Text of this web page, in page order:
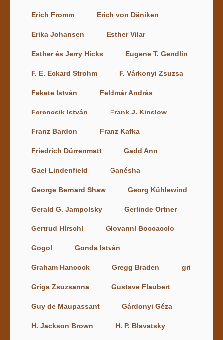
Erich Fromm Erich von Däniken
Erika Johansen Esther Vilar
Esther és Jerry Hicks Eugene T. Gendlin
F. E. Eckard Strohm F. Várkonyi Zsuzsa
Fekete István Feldmár András
Ferencsik István Frank J. Kinslow
Franz Bardon Franz Kafka
Friedrich Dürrenmatt Gadd Ann
Gael Lindenfield Ganésha
George Bernard Shaw Georg Kühlewind
Gerald G. Jampolsky Gerlinde Ortner
Gertrud Hirschi Giovanni Boccaccio
Gogol Gonda István
Graham Hancock Gregg Braden gri
Griga Zsuzsanna Gustave Flaubert
Guy de Maupassant Gárdonyi Géza
H. Jackson Brown H. P. Blavatsky